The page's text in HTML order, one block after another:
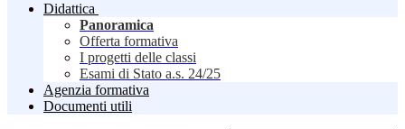
Didattica
Panoramica
Offerta formativa
I progetti delle classi
Esami di Stato a.s. 24/25
Agenzia formativa
Documenti utili